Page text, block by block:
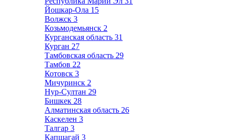
Йошкар-Ола 15
Волжск 3
Козьмодемьянск 2
Курганская область 31
Курган 27
Тамбовская область 29
Тамбов 22
Котовск 3
Мичуринск 2
Нур-Султан 29
Бишкек 28
Алматинская область 26
Каскелен 3
Талгар 3
Капшагай 3